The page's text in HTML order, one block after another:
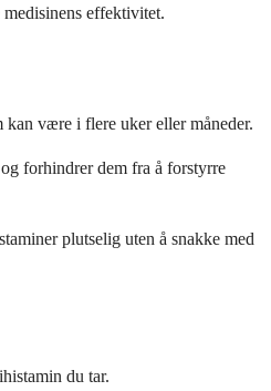
effektivitet.
kan være i flere uker eller måneder.
forhindrer dem fra å forstyrre
plutselig uten å snakke med
du tar.